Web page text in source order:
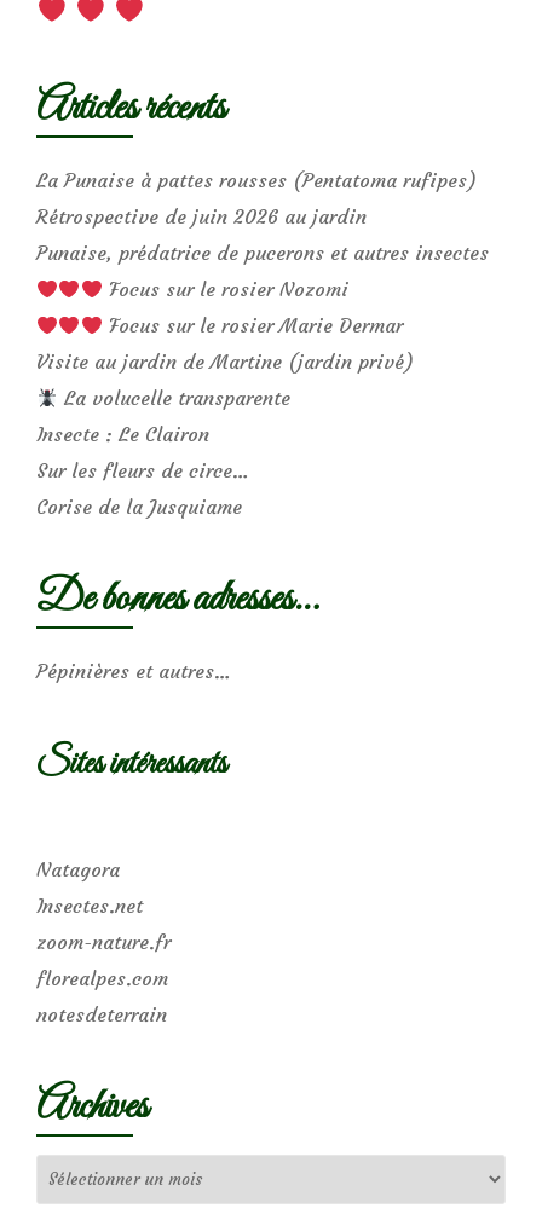
Articles récents
La Punaise à pattes rousses (Pentatoma rufipes)
Rétrospective de juin 2026 au jardin
Punaise, prédatrice de pucerons et autres insectes
Focus sur le rosier Nozomi
Focus sur le rosier Marie Dermar
Visite au jardin de Martine (jardin privé)
La volucelle transparente
Insecte : Le Clairon
Sur les fleurs de circe…
Corise de la Jusquiame
De bonnes adresses…
Pépinières et autres…
Sites intéressants
Natagora
Insectes.net
zoom-nature.fr
florealpes.com
notesdeterrain
Archives